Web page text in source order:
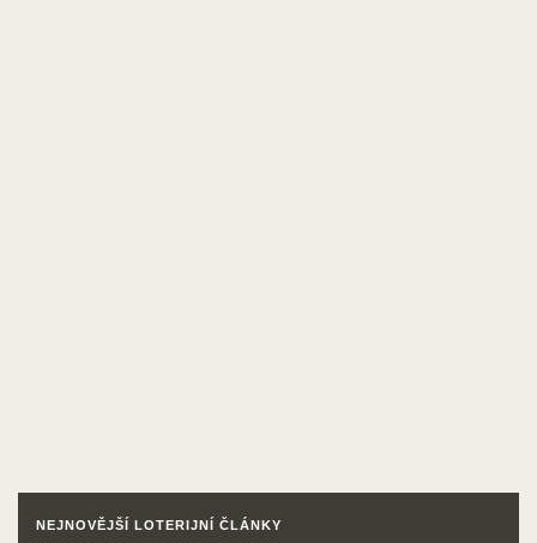
NEJNOVĚJŠÍ LOTERIJNÍ ČLÁNKY